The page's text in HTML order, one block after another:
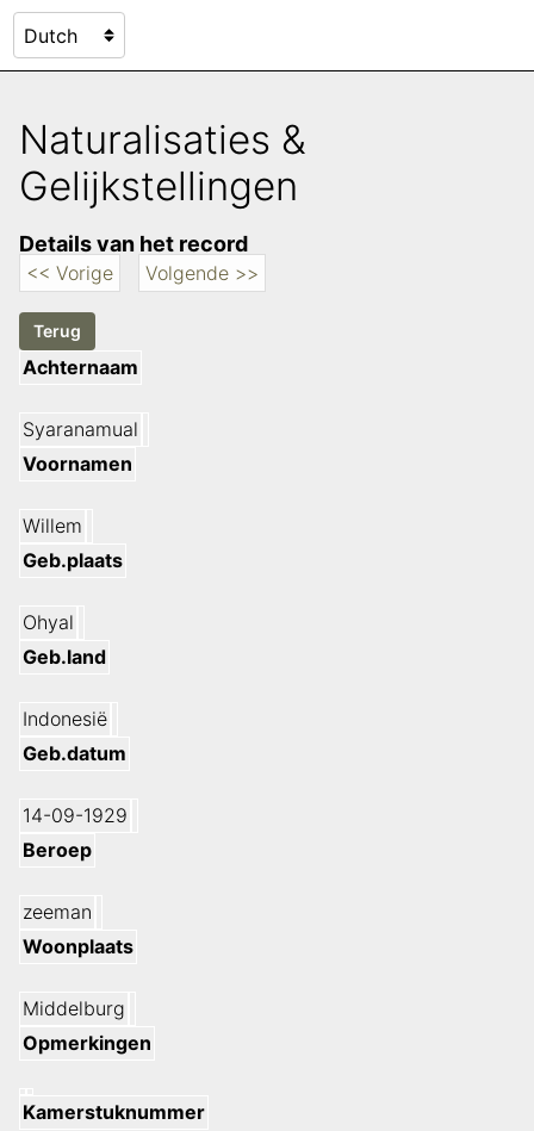
Naturalisaties &
Gelijkstellingen
Details van het record
<< Vorige Volgende >>
Achternaam
Syaranamual
Voornamen
Willem
Geb.plaats
Ohyal
Geb.land
Indonesië
Geb.datum
14-09-1929
Beroep
zeeman
Woonplaats
Middelburg
Opmerkingen
Kamerstuknummer